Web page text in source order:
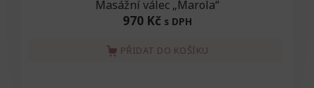
Masážní válec „Marola“
970 Kč s DPH
PŘIDAT DO KOŠÍKU